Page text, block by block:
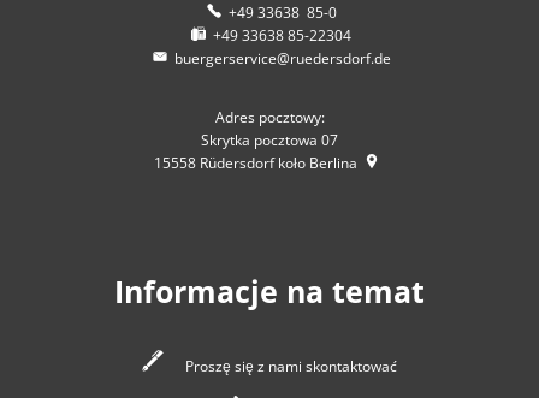
+49 33638 85-0
+49 33638 85-22304
buergerservice@ruedersdorf.de
Adres pocztowy:
Skrytka pocztowa 07
15558 Rüdersdorf koło Berlina
Informacje na temat
Proszę się z nami skontaktować